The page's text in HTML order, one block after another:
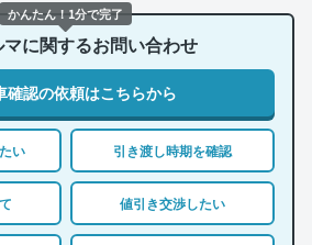
マに関するお問い合わせ
確認の依頼はこちらから
い 引き渡し時期を確認
値引き交渉したい
かんたん！1分で完了